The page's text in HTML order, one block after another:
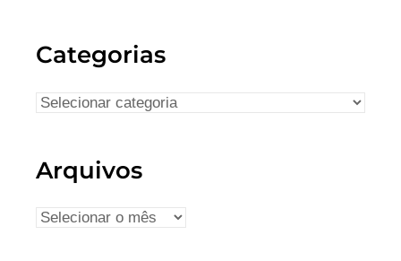
Categorias
Arquivos